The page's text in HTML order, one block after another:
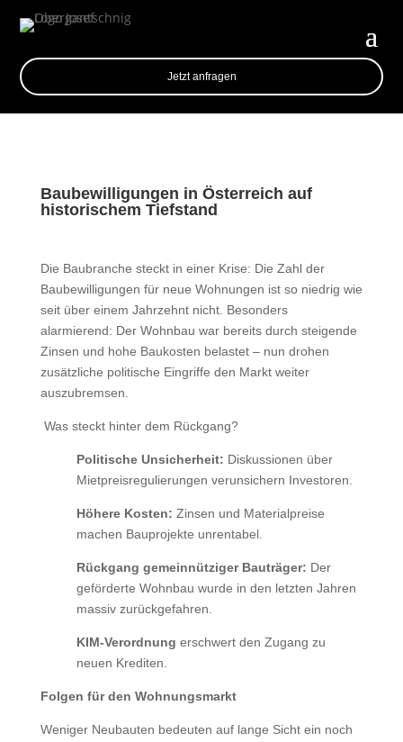
Jetzt anfragen
Baubewilligungen in Österreich auf
historischem Tiefstand
Die Baubranche steckt in einer Krise: Die Zahl der
Baubewilligungen für neue Wohnungen ist so niedrig wie
seit über einem Jahrzehnt nicht. Besonders
alarmierend: Der Wohnbau war bereits durch steigende
Zinsen und hohe Baukosten belastet – nun drohen
zusätzliche politische Eingriffe den Markt weiter
auszubremsen.
️ Was steckt hinter dem Rückgang?
Politische Unsicherheit: Diskussionen über
Mietpreisregulierungen verunsichern Investoren.
Höhere Kosten: Zinsen und Materialpreise
machen Bauprojekte unrentabel.
Rückgang gemeinnütziger Bauträger: Der
geförderte Wohnbau wurde in den letzten Jahren
massiv zurückgefahren.
KIM-Verordnung erschwert den Zugang zu
neuen Krediten.
Folgen für den Wohnungsmarkt
Weniger Neubauten bedeuten auf lange Sicht ein noch